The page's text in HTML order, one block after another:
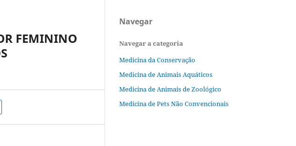
FEMININO
Navegar
Navegar a categoria
Medicina da Conservação
Medicina de Animais Aquáticos
Medicina de Animais de Zoológico
Medicina de Pets Não Convencionais